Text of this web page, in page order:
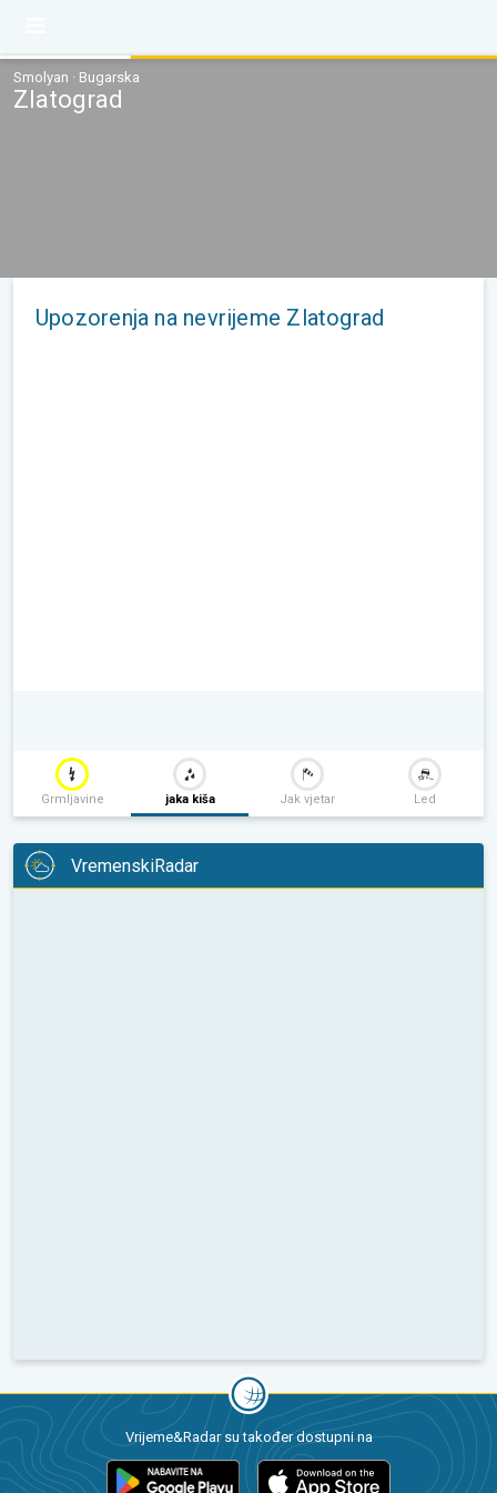
Smolyan · Bugarska
Zlatograd
Upozorenja na nevrijeme Zlatograd
Grmljavine jaka kiša Jak vjetar Led
VremenskiRadar
Vrijeme&Radar su također dostupni na